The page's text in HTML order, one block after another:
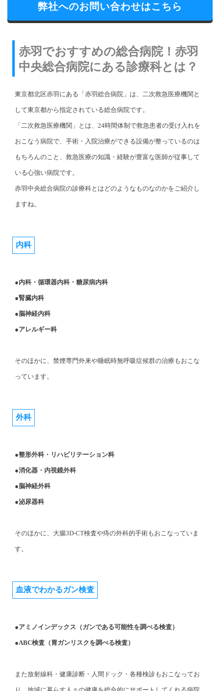
弊社へのお問い合わせはこちら
赤羽でおすすめの総合病院！赤羽
中央総合病院にある診療科とは？
東京都北区赤羽にある「赤羽総合病院」は、二次救急医療機関と
して東京都から指定されている総合病院です。
「二次救急医療機関」とは、24時間体制で救急患者の受け入れを
おこなう病院で、手術・入院治療ができる設備が整っているのは
もちろんのこと、救急医療の知識・経験が豊富な医師が従事して
いる心強い病院です。
赤羽中央総合病院の診療科とはどのようなものなのかをご紹介し
ますね。
内科
●内科・循環器内科・糖尿病内科
●腎臓内科
●脳神経内科
●アレルギー科
そのほかに、禁煙専門外来や睡眠時無呼吸症候群の治療もおこな
っています。
外科
●整形外科・リハビリテーション科
●消化器・内視鏡外科
●脳神経外科
●泌尿器科
そのほかに、大腸3D-CT検査や痔の外科的手術もおこなっていま
す。
血液でわかるガン検査
●アミノインデックス（ガンである可能性を調べる検査）
●ABC検査（胃ガンリスクを調べる検査）
また放射線科・健康診断・人間ドック・各種検診もおこなってお